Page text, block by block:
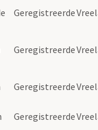
Geregistreerde
Geregistreerde
Geregistreerde
Geregistreerde